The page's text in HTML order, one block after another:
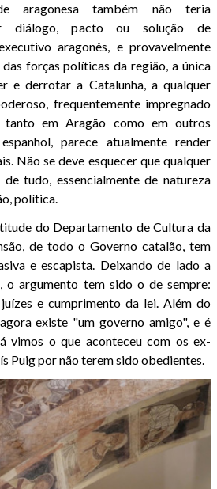
aragonesa também não teria
diálogo, pacto ou solução de
aragonês, e provavelmente
forças políticas da região, a única
e derrotar a Catalunha, a qualquer
frequentemente impregnado
tanto em Aragão como em outros
parece atualmente render
Não se deve esquecer que qualquer
tudo, essencialmente de natureza
política.
do Departamento de Cultura da
de todo o Governo catalão, tem
e escapista. Deixando de lado a
o argumento tem sido o de sempre:
e cumprimento da lei. Além do
existe "um governo amigo", e é
vimos o que aconteceu com os ex-
Puig por não terem sido obedientes.